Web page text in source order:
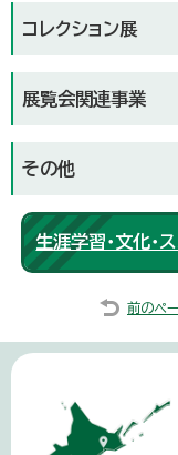
コレクション展
展覧会関連事業
その他
生涯学習・文化・
前のペ